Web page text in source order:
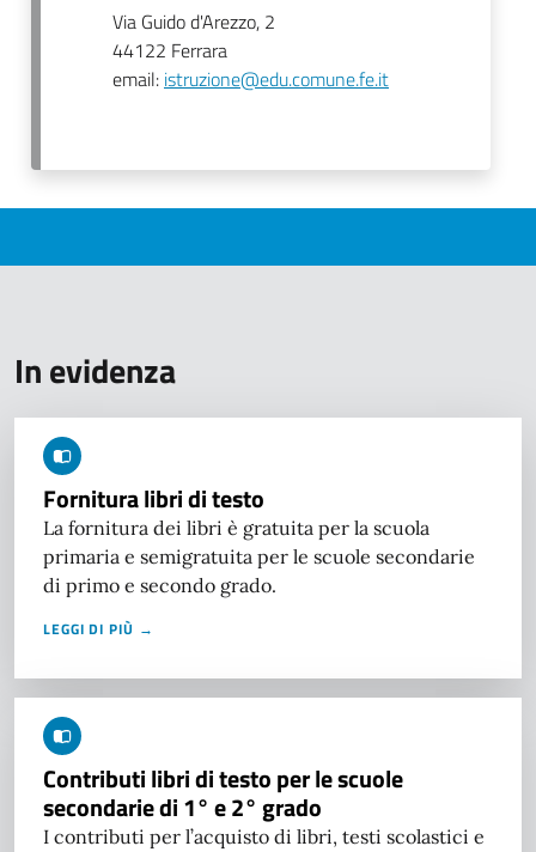
Via Guido d'Arezzo, 2
44122 Ferrara
email: istruzione@edu.comune.fe.it
In evidenza
Fornitura libri di testo
La fornitura dei libri è gratuita per la scuola
primaria e semigratuita per le scuole secondarie
di primo e secondo grado.
LEGGI DI PIÙ →
Contributi libri di testo per le scuole
secondarie di 1° e 2° grado
I contributi per l’acquisto di libri, testi scolastici e